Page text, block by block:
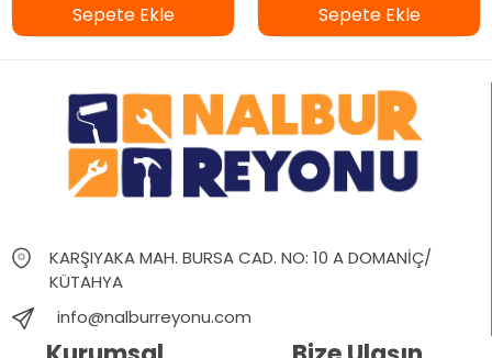
Sepete Ekle Sepete Ekle
KARŞIYAKA MAH. BURSA CAD. NO: 10 A DOMANİÇ/
KÜTAHYA
info@nalburreyonu.com